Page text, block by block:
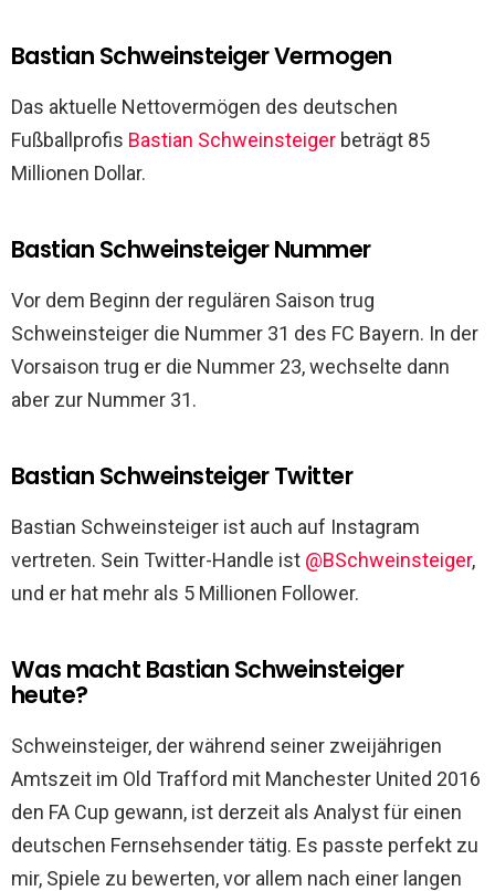
Bastian Schweinsteiger Vermogen
Das aktuelle Nettovermögen des deutschen
Fußballprofis Bastian Schweinsteiger beträgt 85
Millionen Dollar.
Bastian Schweinsteiger Nummer
Vor dem Beginn der regulären Saison trug
Schweinsteiger die Nummer 31 des FC Bayern. In der
Vorsaison trug er die Nummer 23, wechselte dann
aber zur Nummer 31.
Bastian Schweinsteiger Twitter
Bastian Schweinsteiger ist auch auf Instagram
vertreten. Sein Twitter-Handle ist @BSchweinsteiger,
und er hat mehr als 5 Millionen Follower.
Was macht Bastian Schweinsteiger
heute?
Schweinsteiger, der während seiner zweijährigen
Amtszeit im Old Trafford mit Manchester United 2016
den FA Cup gewann, ist derzeit als Analyst für einen
deutschen Fernsehsender tätig. Es passte perfekt zu
mir, Spiele zu bewerten, vor allem nach einer langen